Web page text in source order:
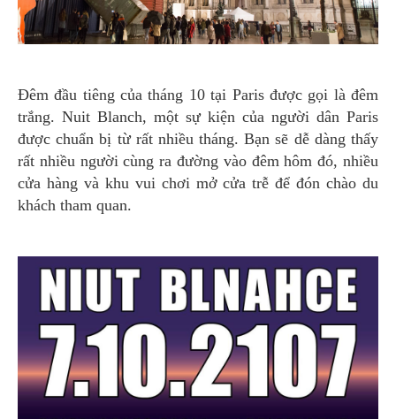
Đêm đầu tiêng của tháng 10 tại Paris được gọi là đêm
trắng. Nuit Blanch, một sự kiện của người dân Paris
được chuẩn bị từ rất nhiều tháng. Bạn sẽ dễ dàng thấy
rất nhiều người cùng ra đường vào đêm hôm đó, nhiều
cửa hàng và khu vui chơi mở cửa trễ để đón chào du
khách tham quan.